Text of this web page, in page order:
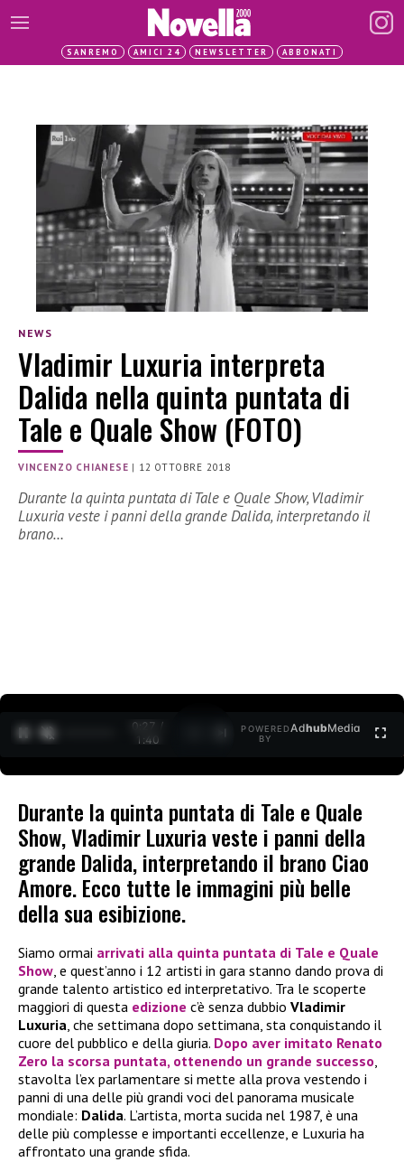
SANREMO AMICI 24 NEWSLETTER ABBONATI
NEWS
Vladimir Luxuria interpreta
Dalida nella quinta puntata di
Tale e Quale Show (FOTO)
VINCENZO CHIANESE | 12 OTTOBRE 2018
Durante la quinta puntata di Tale e Quale Show, Vladimir
Luxuria veste i panni della grande Dalida, interpretando il
brano…
0:28 /
1:40
POWERED
BY
AdhubMedia
Durante la quinta puntata di Tale e Quale
Show, Vladimir Luxuria veste i panni della
grande Dalida, interpretando il brano Ciao
Amore. Ecco tutte le immagini più belle
della sua esibizione.
Siamo ormai arrivati alla quinta puntata di Tale e Quale
Show, e quest’anno i 12 artisti in gara stanno dando prova di
grande talento artistico ed interpretativo. Tra le scoperte
maggiori di questa edizione c’è senza dubbio Vladimir
Luxuria, che settimana dopo settimana, sta conquistando il
cuore del pubblico e della giuria. Dopo aver imitato Renato
Zero la scorsa puntata, ottenendo un grande successo,
stavolta l’ex parlamentare si mette alla prova vestendo i
panni di una delle più grandi voci del panorama musicale
mondiale: Dalida. L’artista, morta sucida nel 1987, è una
delle più complesse e importanti eccellenze, e Luxuria ha
affrontato una grande sfida.